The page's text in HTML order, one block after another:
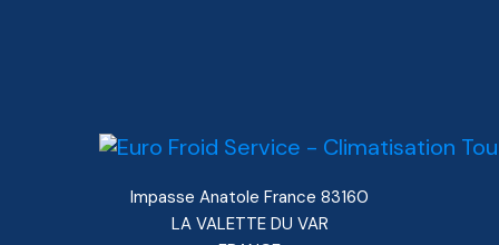
Impasse Anatole France 83160
LA VALETTE DU VAR